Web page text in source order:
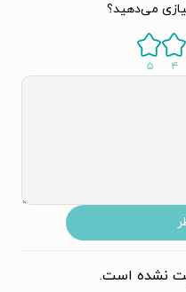
می‌دهید؟
۴ ۵
نشده است.